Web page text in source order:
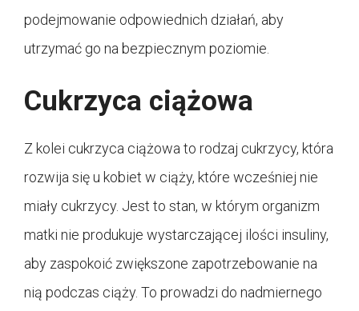
podejmowanie odpowiednich działań, aby
utrzymać go na bezpiecznym poziomie.
Cukrzyca ciążowa
Z kolei cukrzyca ciążowa to rodzaj cukrzycy, która
rozwija się u kobiet w ciąży, które wcześniej nie
miały cukrzycy. Jest to stan, w którym organizm
matki nie produkuje wystarczającej ilości insuliny,
aby zaspokoić zwiększone zapotrzebowanie na
nią podczas ciąży. To prowadzi do nadmiernego